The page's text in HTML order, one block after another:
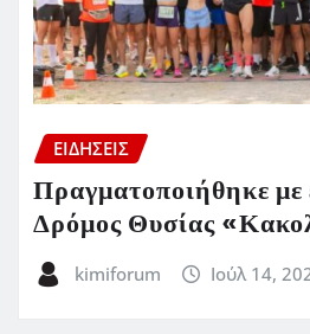
ΕΙΔΗΣΕΙΣ
Πραγματοποιήθηκε με
Δρόμος Θυσίας
kimiforum Ιούλ 14,